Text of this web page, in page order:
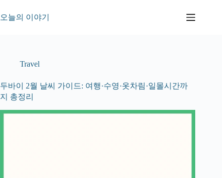
문
오늘의 이야기
Travel
두바이 2월 날씨 가이드: 여행·수영·옷차림·일몰시간까
지 총정리